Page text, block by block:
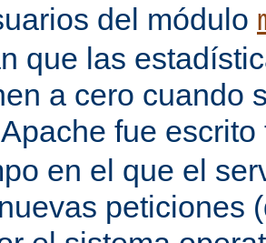
del módulo
que las
a cero cuando
fue
en el que el
peticiones